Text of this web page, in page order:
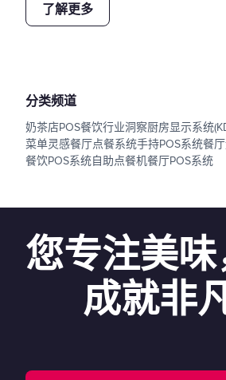
了解更多
分类频道
奶茶店POS餐饮行业洞察厨房显示系统
菜单灵感餐厅点餐系统手持POS系统餐
餐饮POS系统自助点餐机餐厅POS系统
您专注美
成就非